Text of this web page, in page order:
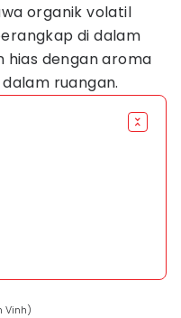
organik volatil
di dalam
hias dengan aroma
ruangan.
Vinh)